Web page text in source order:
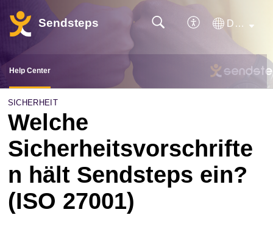
Sendsteps Deutsch
Help Center
SICHERHEIT
Welche
Sicherheitsvorschrifte
n hält Sendsteps ein?
(ISO 27001)